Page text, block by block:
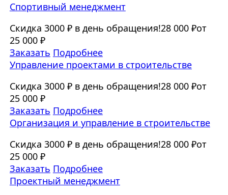
Спортивный менеджмент
Скидка 3000 ₽ в день обращения!28 000 ₽от
25 000 ₽
Заказать Подробнее
Управление проектами в строительстве
Скидка 3000 ₽ в день обращения!28 000 ₽от
25 000 ₽
Заказать Подробнее
Организация и управление в строительстве
Скидка 3000 ₽ в день обращения!28 000 ₽от
25 000 ₽
Заказать Подробнее
Проектный менеджмент